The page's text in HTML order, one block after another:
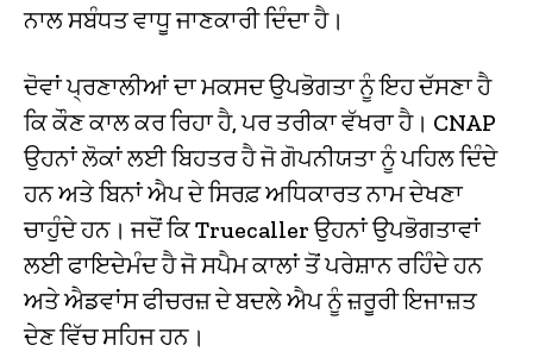
ਨਾਲ ਸਬੰਧਤ ਵਾਧੂ ਜਾਣਕਾਰੀ ਦਿੰਦਾ ਹੈ।
ਦੋਵਾਂ ਪ੍ਰਣਾਲੀਆਂ ਦਾ ਮਕਸਦ ਉਪਭੋਗਤਾ ਨੂੰ ਇਹ ਦੱਸਣਾ ਹੈ
ਕਿ ਕੌਣ ਕਾਲ ਕਰ ਰਿਹਾ ਹੈ, ਪਰ ਤਰੀਕਾ ਵੱਖਰਾ ਹੈ। CNAP
ਉਹਨਾਂ ਲੋਕਾਂ ਲਈ ਬਿਹਤਰ ਹੈ ਜੋ ਗੋਪਨੀਯਤਾ ਨੂੰ ਪਹਿਲ ਦਿੰਦੇ
ਹਨ ਅਤੇ ਬਿਨਾਂ ਐਪ ਦੇ ਸਿਰਫ਼ ਅਧਿਕਾਰਤ ਨਾਮ ਦੇਖਣਾ
ਚਾਹੁੰਦੇ ਹਨ। ਜਦੋਂ ਕਿ Truecaller ਉਹਨਾਂ ਉਪਭੋਗਤਾਵਾਂ
ਲਈ ਫਾਇਦੇਮੰਦ ਹੈ ਜੋ ਸਪੈਮ ਕਾਲਾਂ ਤੋਂ ਪਰੇਸ਼ਾਨ ਰਹਿੰਦੇ ਹਨ
ਅਤੇ ਐਡਵਾਂਸ ਫੀਚਰਜ਼ ਦੇ ਬਦਲੇ ਐਪ ਨੂੰ ਜ਼ਰੂਰੀ ਇਜਾਜ਼ਤ
ਦੇਣ ਵਿੱਚ ਸਹਿਜ ਹਨ।